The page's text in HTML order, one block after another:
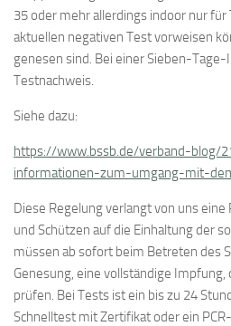
35 oder mehr allerdings indoor nur für
aktuellen negativen Test vorweisen
genesen sind. Bei einer Sieben-
Testnachweis.
Siehe dazu:
https://www.bssb.de/verband-blog/
informationen-zum-umgang-mit-
Diese Regelung verlangt von uns
und Schützen auf die Einhaltung der
müssen ab sofort beim Betreten des
Genesung, eine vollständige
prüfen. Bei Tests ist ein bis zu 24
Schnelltest mit Zertifikat oder ein